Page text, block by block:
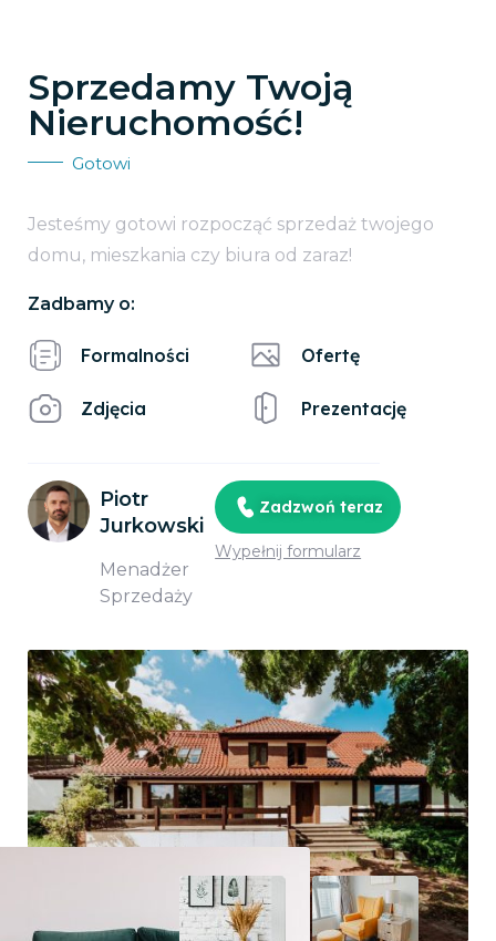
Sprzedamy Twoją
Nieruchomość!
Gotowi
Jesteśmy gotowi rozpocząć sprzedaż twojego
domu, mieszkania czy biura od zaraz!
Zadbamy o:
Formalności
Zdjęcia
Ofertę
Prezentację
Piotr
Jurkowski
Menadżer
Sprzedaży
Zadzwoń teraz
Wypełnij formularz